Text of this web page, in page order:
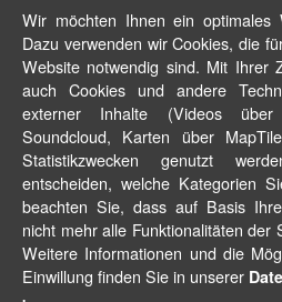
Wir möchten Ihnen ein optimales
Dazu verwenden wir Cookies, die
Website notwendig sind. Mit Ihrer
auch Cookies und andere
externer Inhalte (Videos
Soundcloud, Karten über
Statistikzwecken genutzt
entscheiden, welche Kategorien
beachten Sie, dass auf Basis
nicht mehr alle Funktionalitäten der
Weitere Informationen und die
Einwillung finden Sie in unserer